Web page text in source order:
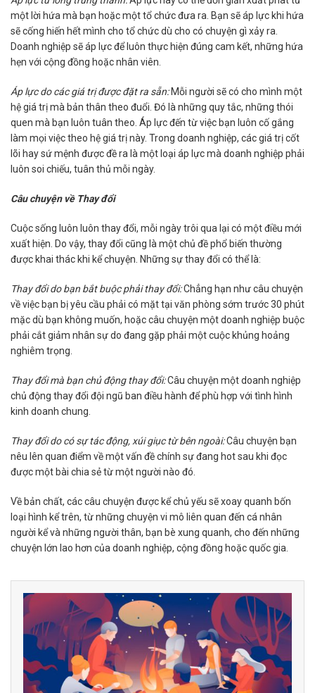
một lời hứa mà bạn hoặc một tổ chức đưa ra. Bạn sẽ áp lực khi hứa
sẽ cống hiến hết mình cho tổ chức dù cho có chuyện gì xảy ra.
Doanh nghiệp sẽ áp lực để luôn thực hiện đúng cam kết, những hứa
hẹn với cộng đồng hoặc nhân viên.
Áp lực do các giá trị được đặt ra sẵn:Mỗi người sẽ có cho mình một
hệ giá trị mà bản thân theo đuổi. Đó là những quy tắc, những thói
quen mà bạn luôn tuân theo. Áp lực đến từ việc bạn luôn cố gắng
làm mọi việc theo hệ giá trị này. Trong doanh nghiệp, các giá trị cốt
lõi hay sứ mệnh được đề ra là một loại áp lực mà doanh nghiệp phải
luôn soi chiếu, tuân thủ mỗi ngày.
Câu chuyện về Thay đổi
Cuộc sống luôn luôn thay đổi, mỗi ngày trôi qua lại có một điều mới
xuất hiện. Do vậy, thay đổi cũng là một chủ đề phổ biến thường
được khai thác khi kể chuyện. Những sự thay đổi có thể là:
Thay đổi do bạn bắt buộc phải thay đổi:Chẳng hạn như câu chuyện
về việc bạn bị yêu cầu phải có mặt tại văn phòng sớm trước 30 phút
mặc dù bạn không muốn, hoặc câu chuyện một doanh nghiệp buộc
phải cắt giảm nhân sự do đang gặp phải một cuộc khủng hoảng
nghiêm trọng.
Thay đổi mà bạn chủ động thay đổi:Câu chuyện một doanh nghiệp
chủ động thay đổi đội ngũ ban điều hành để phù hợp với tình hình
kinh doanh chung.
Thay đổi do có sự tác động, xúi giục từ bên ngoài:Câu chuyện bạn
nêu lên quan điểm về một vấn đề chính sự đang hot sau khi đọc
được một bài chia sẻ từ một người nào đó.
Về bản chất, các câu chuyện được kể chủ yếu sẽ xoay quanh bốn
loại hình kể trên, từ những chuyện vi mô liên quan đến cá nhân
người kể và những người thân, bạn bè xung quanh, cho đến những
chuyện lớn lao hơn của doanh nghiệp, cộng đồng hoặc quốc gia.